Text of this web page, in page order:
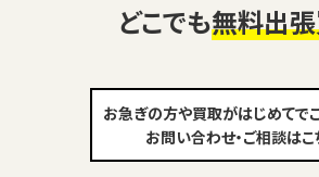
どこでも無料出
お急ぎの方や買取がはじめてで
お問い合わせ・ご相談はこ